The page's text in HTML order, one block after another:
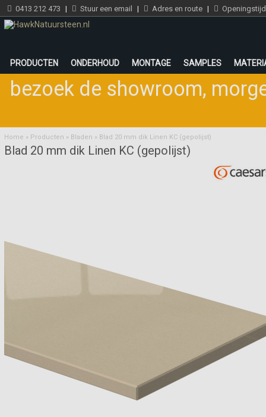
0413 212 473 | Stuur een email | Adres en route |
PRODUCTEN ONDERHOUD MONTAGE SAMPLES
bezoek de showroom,
Home » Producten » Bladen » Blad 20 mm dik Linen KC (gepolijst)
Blad 20 mm dik Linen KC (gepolijst)